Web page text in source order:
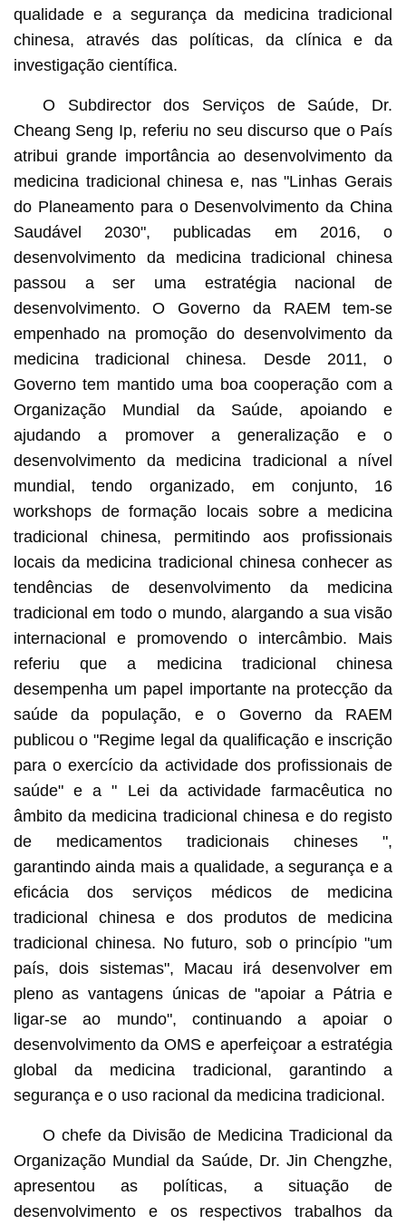
qualidade e a segurança da medicina tradicional
chinesa, através das políticas, da clínica e da
investigação científica.
O Subdirector dos Serviços de Saúde, Dr.
Cheang Seng Ip, referiu no seu discurso que o País
atribui grande importância ao desenvolvimento da
medicina tradicional chinesa e, nas "Linhas Gerais
do Planeamento para o Desenvolvimento da China
Saudável 2030", publicadas em 2016, o
desenvolvimento da medicina tradicional chinesa
passou a ser uma estratégia nacional de
desenvolvimento. O Governo da RAEM tem-se
empenhado na promoção do desenvolvimento da
medicina tradicional chinesa. Desde 2011, o
Governo tem mantido uma boa cooperação com a
Organização Mundial da Saúde, apoiando e
ajudando a promover a generalização e o
desenvolvimento da medicina tradicional a nível
mundial, tendo organizado, em conjunto, 16
workshops de formação locais sobre a medicina
tradicional chinesa, permitindo aos profissionais
locais da medicina tradicional chinesa conhecer as
tendências de desenvolvimento da medicina
tradicional em todo o mundo, alargando a sua visão
internacional e promovendo o intercâmbio. Mais
referiu que a medicina tradicional chinesa
desempenha um papel importante na protecção da
saúde da população, e o Governo da RAEM
publicou o "Regime legal da qualificação e inscrição
para o exercício da actividade dos profissionais de
saúde" e a " Lei da actividade farmacêutica no
âmbito da medicina tradicional chinesa e do registo
de medicamentos tradicionais chineses ",
garantindo ainda mais a qualidade, a segurança e a
eficácia dos serviços médicos de medicina
tradicional chinesa e dos produtos de medicina
tradicional chinesa. No futuro, sob o princípio "um
país, dois sistemas", Macau irá desenvolver em
pleno as vantagens únicas de "apoiar a Pátria e
ligar-se ao mundo", continuando a apoiar o
desenvolvimento da OMS e aperfeiçoar a estratégia
global da medicina tradicional, garantindo a
segurança e o uso racional da medicina tradicional.
O chefe da Divisão de Medicina Tradicional da
Organização Mundial da Saúde, Dr. Jin Chengzhe,
apresentou as políticas, a situação de
desenvolvimento e os respectivos trabalhos da